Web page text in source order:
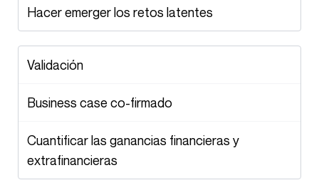
Hacer emerger los retos latentes
Validación
Business case co-firmado
Cuantificar las ganancias financieras y
extrafinancieras